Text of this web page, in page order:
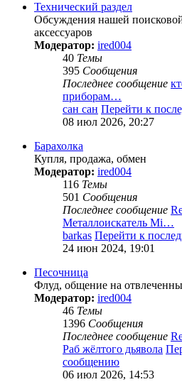
Технический раздел
Обсуждения нашей
аксессуаров
Модератор: ired004
40 Темы
395 Сообщения
Последнее сообщение
приборам…
сан сан Перейти к
08 июл 2026, 20:27
Барахолка
Купля, продажа, обмен
Модератор: ired004
116 Темы
501 Сообщения
Последнее сообщение
Металлоискатель Mi…
barkas Перейти к
24 июн 2024, 19:01
Песочница
Флуд, общение на
Модератор: ired004
46 Темы
1396 Сообщения
Последнее сообщение
Раб жёлтого дьявола
сообщению
06 июл 2026, 14:53